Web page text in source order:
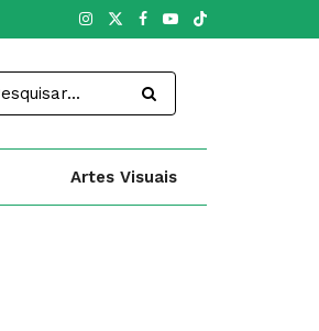
Artes Visuais